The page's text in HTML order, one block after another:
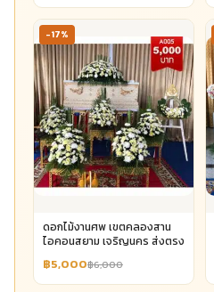
-17%
ดอกไม้งานศพ เขตคลองสาน
ไอคอนสยาม เจริญนคร ส่งตรง
฿5,000฿6,000